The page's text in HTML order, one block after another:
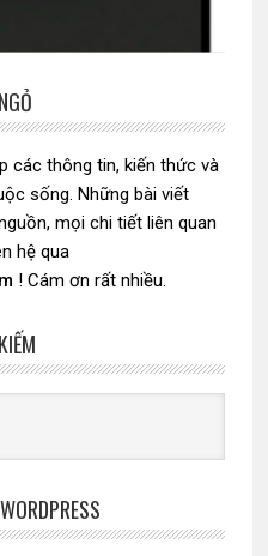
các thông tin, kiến thức và
sống. Những bài viết
mọi chi tiết liên quan
hệ qua
! Cám ơn rất nhiều.